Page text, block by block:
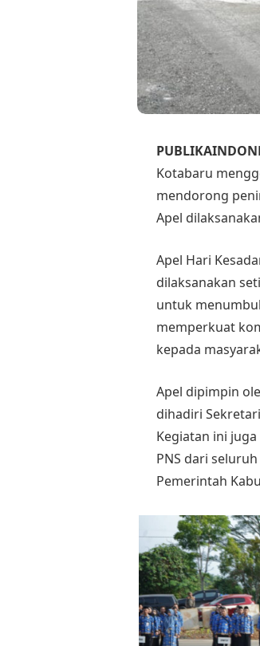
Kotabaru
mendorong
Apel
Apel Hari
dilaksanakan
untuk
memperkuat
kepada
Apel dipimpin
dihadiri
Kegiatan ini
PNS dari
Pemerintah